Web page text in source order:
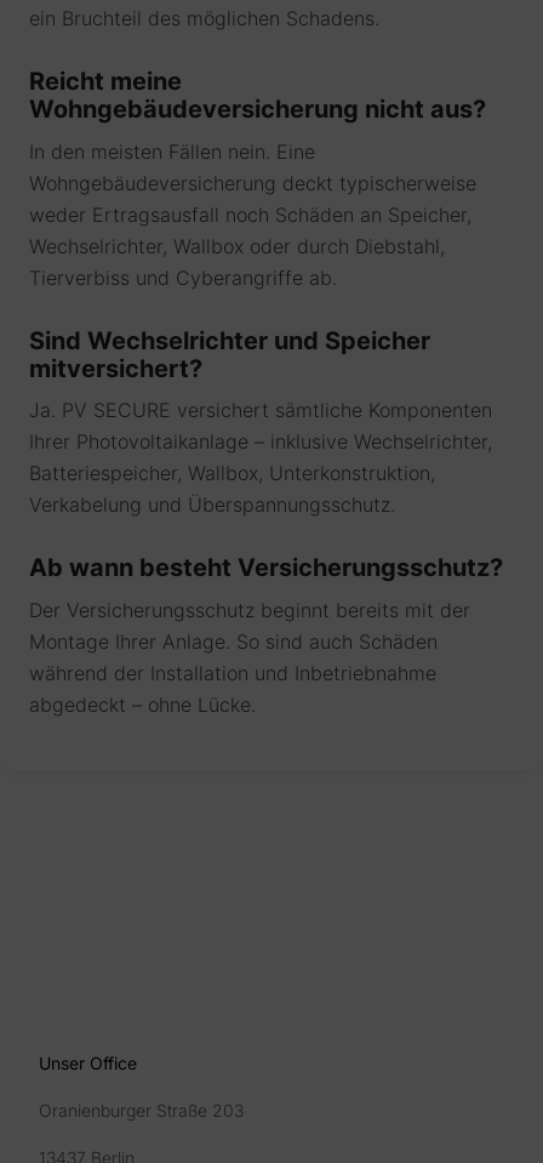
ein Bruchteil des möglichen Schadens.
Reicht meine
Wohngebäudeversicherung nicht aus?
In den meisten Fällen nein. Eine
Wohngebäudeversicherung deckt typischerweise
weder Ertragsausfall noch Schäden an Speicher,
Wechselrichter, Wallbox oder durch Diebstahl,
Tierverbiss und Cyberangriffe ab.
Sind Wechselrichter und Speicher
mitversichert?
Ja. PV SECURE versichert sämtliche Komponenten
Ihrer Photovoltaikanlage – inklusive Wechselrichter,
Batteriespeicher, Wallbox, Unterkonstruktion,
Verkabelung und Überspannungsschutz.
Ab wann besteht Versicherungsschutz?
Der Versicherungsschutz beginnt bereits mit der
Montage Ihrer Anlage. So sind auch Schäden
während der Installation und Inbetriebnahme
abgedeckt – ohne Lücke.
Unser Office
Oranienburger Straße 203
13437 Berlin